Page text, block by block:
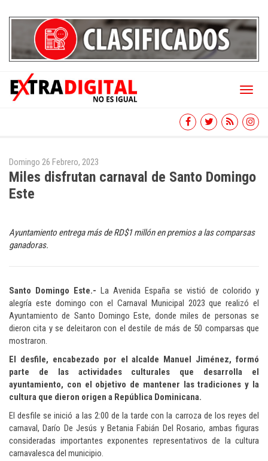
Toggle
Domingo 26 Febrero, 2023
Miles disfrutan carnaval de Santo Domingo
Este
Ayuntamiento entrega más de RD$1 millón en premios a las comparsas
ganadoras.
Santo Domingo Este.- La Avenida España se vistió de colorido y
alegría este domingo con el Carnaval Municipal 2023 que realizó el
Ayuntamiento de Santo Domingo Este, donde miles de personas se
dieron cita y se deleitaron con el destile de más de 50 comparsas que
mostraron.
El desfile, encabezado por el alcalde Manuel Jiménez, formó
parte de las actividades culturales que desarrolla el
ayuntamiento, con el objetivo de mantener las tradiciones y la
cultura que dieron origen a República Dominicana.
El desfile se inició a las 2:00 de la tarde con la carroza de los reyes del
carnaval, Darío De Jesús y Betania Fabián Del Rosario, ambas figuras
consideradas importantes exponentes representativos de la cultura
carnavalesca del municipio.